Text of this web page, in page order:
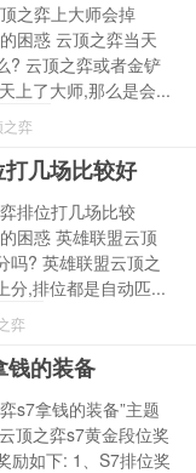
之弈上大师会掉
困惑 云顶之弈当天
? 云顶之弈或者金铲
上了大师,那么是会...
之弈
几场比较好
排位打几场比较
困惑 英雄联盟云顶
吗? 英雄联盟云顶之
分,排位都是自动匹...
弈
钱的装备
s7拿钱的装备”主题
顶之弈s7黄金段位奖
励如下: 1、S7排位奖